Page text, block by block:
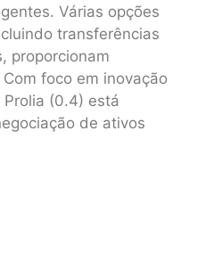
Várias opções
transferências
proporcionam
foco em inovação
(0.4) está
de ativos